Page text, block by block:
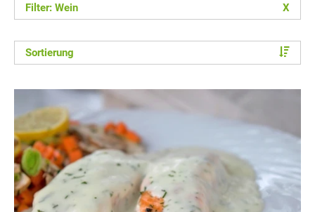
Filter: Wein X
Sortierung